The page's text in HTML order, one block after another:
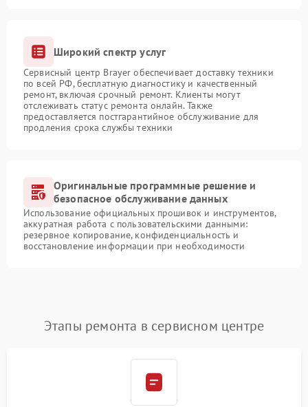
Широкий спектр услуг
Сервисный центр Brayer обеспечивает доставку техники
по всей РФ, бесплатную диагностику и качественный
ремонт, включая срочный ремонт. Клиенты могут
отслеживать статус ремонта онлайн. Также
предоставляется постгарантийное обслуживание для
продления срока службы техники
Оригинальные программные решение и
безопасное обслуживание данных
Использование официальных прошивок и инструментов,
аккуратная работа с пользовательскими данными:
резервное копирование, конфиденциальность и
восстановление информации при необходимости
Этапы ремонта в сервисном центре